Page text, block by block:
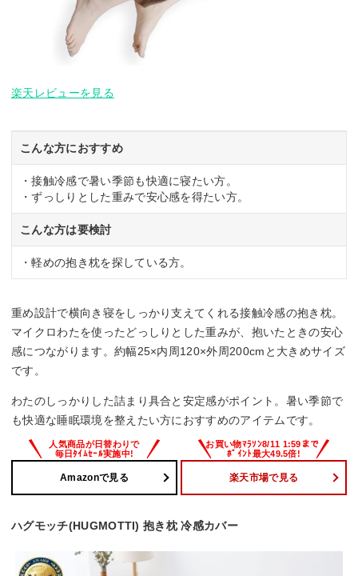
楽天レビューを見る
こんな方におすすめ
・接触冷感で暑い季節も快適に寝たい方。
・ずっしりとした重みで安心感を得たい方。
こんな方は要検討
・軽めの抱き枕を探している方。
重め設計で横向き寝をしっかり支えてくれる接触冷感の抱き枕。
マイクロわたを使ったどっしりとした重みが、抱いたときの安心
感につながります。約幅25×内周120×外周200cmと大きめサイズ
です。
わたのしっかりした詰まり具合と安定感がポイント。暑い季節で
も快適な睡眠環境を整えたい方におすすめのアイテムです。
Amazonで見る 楽天市場で見る
ハグモッチ(HUGMOTTI) 抱き枕 冷感カバー